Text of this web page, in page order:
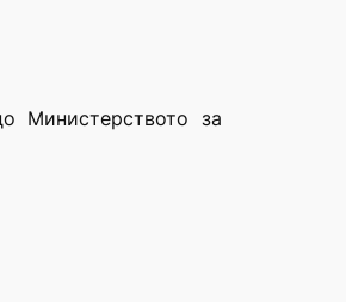
Министерството за